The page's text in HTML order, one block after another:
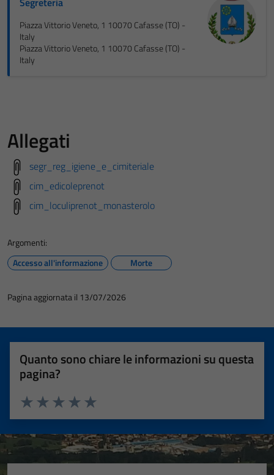
Piazza Vittorio Veneto, 1 10070 Cafasse (TO) -
Italy
Piazza Vittorio Veneto, 1 10070 Cafasse (TO) -
Italy
Allegati
segr_reg_igiene_e_cimiteriale
cim_edicoleprenot
cim_loculiprenot_monasterolo
Argomenti:
Accesso all'informazione
Morte
Pagina aggiornata il 13/07/2026
Quanto sono chiare le informazioni su questa
pagina?
Valuta 5 stelle su 5
Valuta 4 stelle su 5
Valuta 3 stelle su 5
Valuta 2 stelle su 5
Valuta 1 stelle su 5